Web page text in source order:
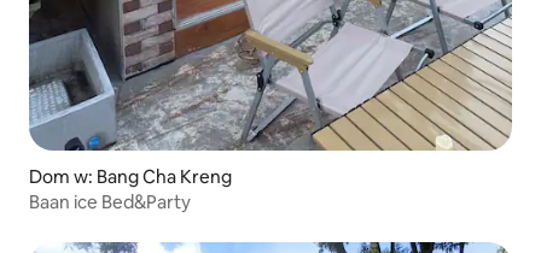
Dom w: Bang Cha Kreng
Baan ice Bed&Party